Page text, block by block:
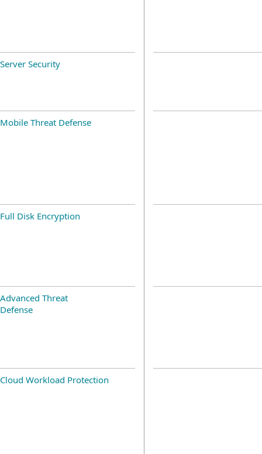
Server Security
Mobile Threat Defense
Full Disk Encryption
Advanced Threat
Defense
Cloud Workload Protection